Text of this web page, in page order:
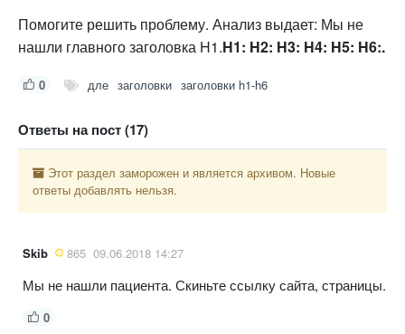
Помогите решить проблему. Анализ выдает: Мы не
нашли главного заголовка H1.H1: H2: H3: H4: H5: H6:.
0 дле заголовки заголовки h1-h6
Ответы на пост (17)
Этот раздел заморожен и является архивом. Новые
ответы добавлять нельзя.
Skib 865 09.06.2018 14:27
Мы не нашли пациента. Скиньте ссылку сайта, страницы.
0